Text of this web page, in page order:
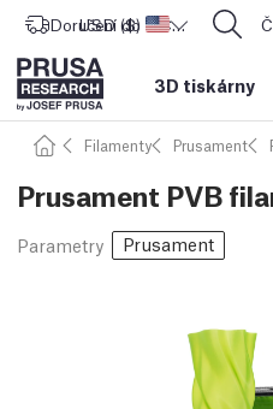
Doručení do Spojené státy
USD ($) CORE One L: Nyní skladem!
3D tiskárny
Filamenty Prusament
Prusament PVB
Parametry Prusament